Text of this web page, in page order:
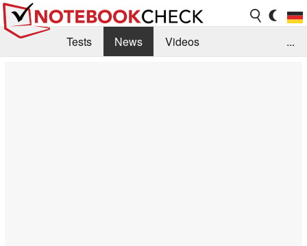
Tests News
Videos
...